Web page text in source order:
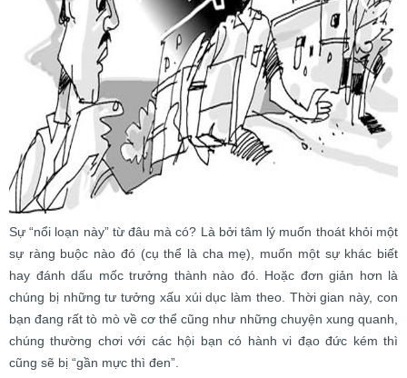
Sự “nổi loạn này” từ đâu mà có? Là bởi tâm lý muốn thoát khỏi một
sự ràng buộc nào đó (cụ thể là cha mẹ), muốn một sự khác biết
hay đánh dấu mốc trưởng thành nào đó. Hoặc đơn giản hơn là
chúng bị những tư tưởng xấu xúi dục làm theo. Thời gian này, con
bạn đang rất tò mò về cơ thể cũng như những chuyện xung quanh,
chúng thường chơi với các hội bạn có hành vi đạo đức kém thì
cũng sẽ bị “gần mực thì đen”.